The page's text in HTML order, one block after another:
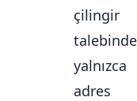
çilingir
talebinde
yalnızca
adres